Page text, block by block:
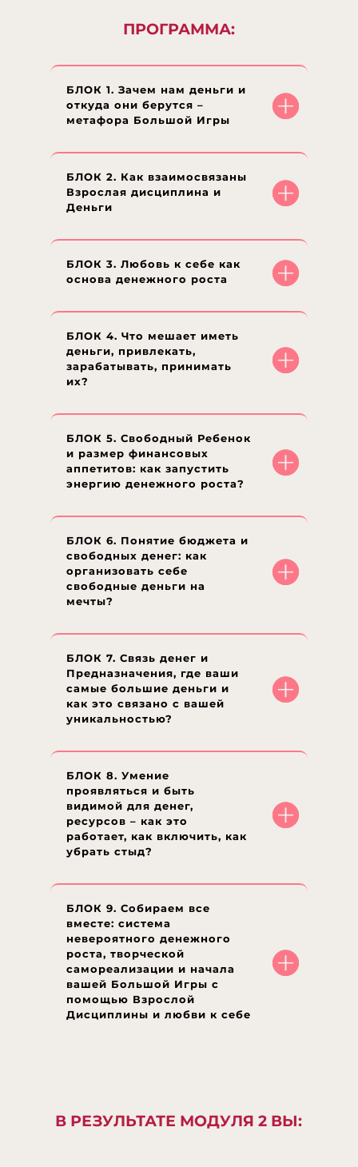
ПРОГРАММА:
БЛОК 1. Зачем нам деньги и
откуда они берутся –
метафора Большой Игры
БЛОК 2. Как взаимосвязаны
Взрослая дисциплина и
Деньги
БЛОК 3. Любовь к себе как
основа денежного роста
БЛОК 4. Что мешает иметь
деньги, привлекать,
зарабатывать, принимать
их?
БЛОК 5. Свободный Ребенок
и размер финансовых
аппетитов: как запустить
энергию денежного роста?
БЛОК 6. Понятие бюджета и
свободных денег: как
организовать себе
свободные деньги на
мечты?
БЛОК 7. Связь денег и
Предназначения, где ваши
самые большие деньги и
как это связано с вашей
уникальностью?
БЛОК 8. Умение
проявляться и быть
видимой для денег,
ресурсов – как это
работает, как включить, как
убрать стыд?
БЛОК 9. Собираем все
вместе: система
невероятного денежного
роста, творческой
самореализации и начала
вашей Большой Игры с
помощью Взрослой
Дисциплины и любви к себе
В РЕЗУЛЬТАТЕ МОДУЛЯ 2 ВЫ: